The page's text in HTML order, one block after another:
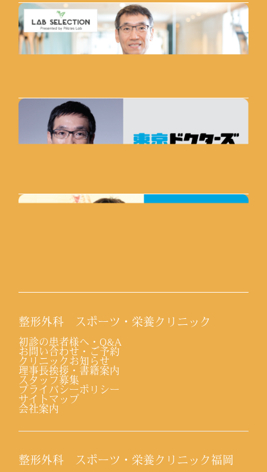
整形外科 スポーツ・栄養クリニック
初診の患者様へ・Q&A
お問い合わせ・ご予約
クリニックお知らせ
理事長挨拶・書籍案内
スタッフ募集
プライバシーポリシー
サイトマップ
会社案内
整形外科 スポーツ・栄養クリニック福岡